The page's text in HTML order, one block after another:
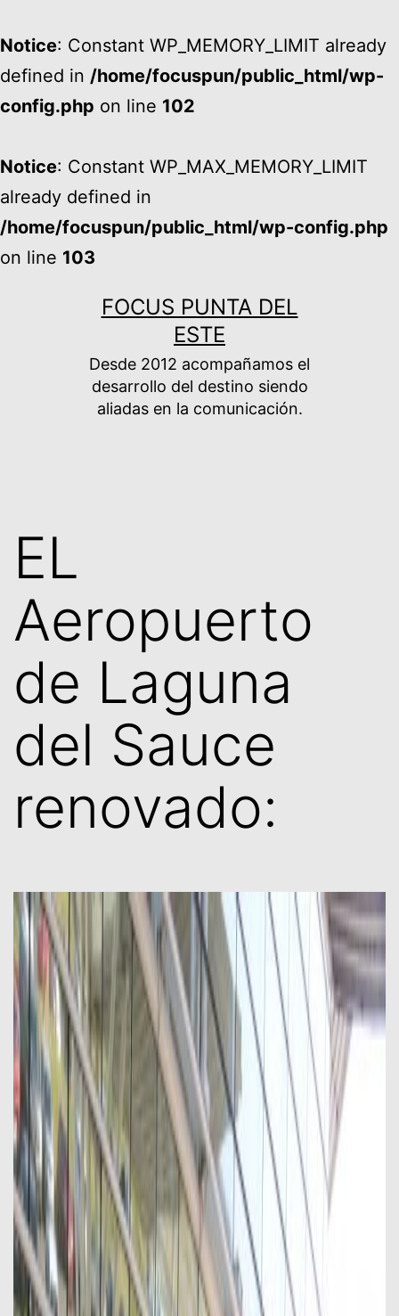
Notice: Constant WP_MEMORY_LIMIT already
defined in /home/focuspun/public_html/wp-
config.php on line 102
Notice: Constant WP_MAX_MEMORY_LIMIT
already defined in
/home/focuspun/public_html/wp-config.php
on line 103
FOCUS PUNTA DEL
ESTE
Desde 2012 acompañamos el
desarrollo del destino siendo
aliadas en la comunicación.
EL
Aeropuerto
de Laguna
del Sauce
renovado: